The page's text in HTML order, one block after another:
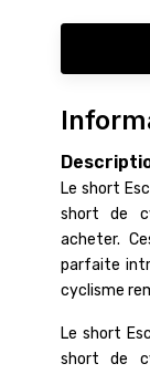
Le short
short de
acheter.
parfaite
cyclisme
Le short
short de